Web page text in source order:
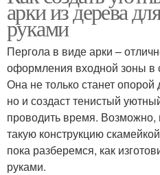
арки из дерева
руками
Пергола в виде арки –
оформления входной зоны в
Она не только станет
но и создаст тенистый
проводить время.
такую конструкцию
пока разберемся, как
руками.